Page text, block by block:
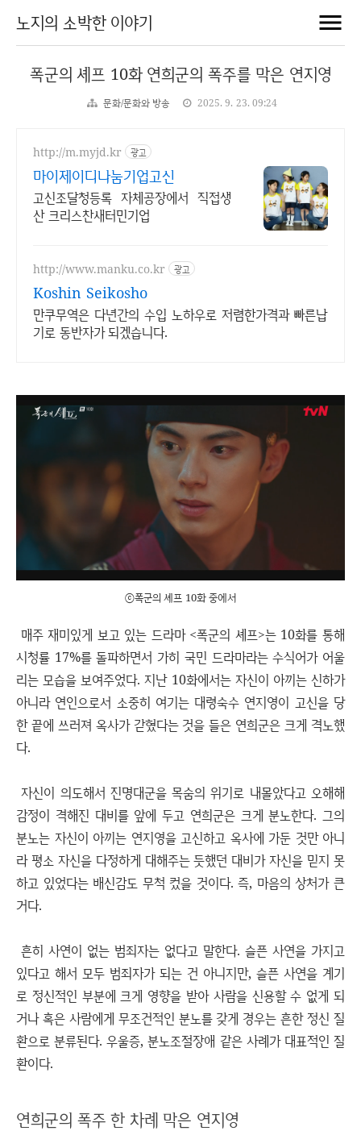
노지의 소박한 이야기
폭군의 셰프 10화 연희군의 폭주를 막은 연지영
문화/문화와 방송 2025. 9. 23. 09:24
http://m.myjd.kr 광고
마이제이디나눔기업고신
고신조달청등록 자체공장에서 직접생
산 크리스찬새터민기업
http://www.manku.co.kr 광고
Koshin Seikosho
만쿠무역은 다년간의 수입 노하우로 저렴한가격과 빠른납
기로 동반자가 되겠습니다.
ⓒ폭군의 셰프 10화 중에서
매주 재미있게 보고 있는 드라마 <폭군의 셰프>는 10화를 통해
시청률 17%를 돌파하면서 가히 국민 드라마라는 수식어가 어울
리는 모습을 보여주었다. 지난 10화에서는 자신이 아끼는 신하가
아니라 연인으로서 소중히 여기는 대령숙수 연지영이 고신을 당
한 끝에 쓰러져 옥사가 갇혔다는 것을 들은 연희군은 크게 격노했
다.
자신이 의도해서 진명대군을 목숨의 위기로 내몰았다고 오해해
감정이 격해진 대비를 앞에 두고 연희군은 크게 분노한다. 그의
분노는 자신이 아끼는 연지영을 고신하고 옥사에 가둔 것만 아니
라 평소 자신을 다정하게 대해주는 듯했던 대비가 자신을 믿지 못
하고 있었다는 배신감도 무척 컸을 것이다. 즉, 마음의 상처가 큰
거다.
흔히 사연이 없는 범죄자는 없다고 말한다. 슬픈 사연을 가지고
있다고 해서 모두 범죄자가 되는 건 아니지만, 슬픈 사연을 계기
로 정신적인 부분에 크게 영향을 받아 사람을 신용할 수 없게 되
거나 혹은 사람에게 무조건적인 분노를 갖게 경우는 흔한 정신 질
환으로 분류된다. 우울증, 분노조절장애 같은 사례가 대표적인 질
환이다.
연희군의 폭주 한 차례 막은 연지영